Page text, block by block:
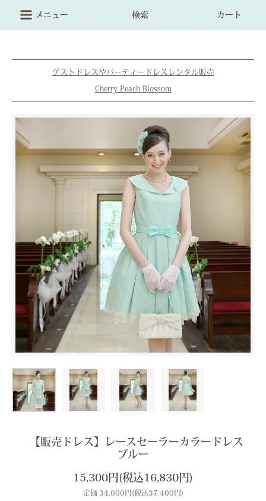
メニュー 検索 カート
ゲストドレスやパーティードレスレンタル販売
Cherry Peach Blossom
【販売ドレス】レースセーラーカラードレス
ブルー
15,300円(税込16,830円)
定価 34,000円(税込37,400円)